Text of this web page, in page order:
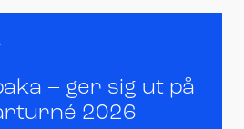
– ger sig ut på
2026